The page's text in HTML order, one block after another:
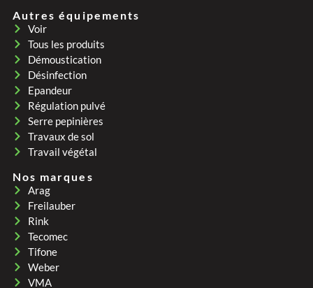
Autres équipements
Voir
Tous les produits
Démoustication
Désinfection
Epandeur
Régulation pulvé
Serre pepinières
Travaux de sol
Travail végétal
Nos marques
Arag
Freilauber
Rink
Tecomec
Tifone
Weber
VMA